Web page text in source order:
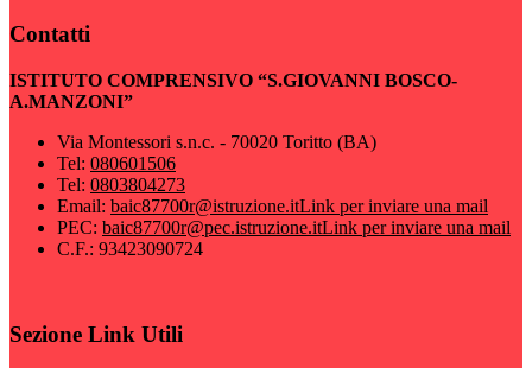
Contatti
ISTITUTO COMPRENSIVO “S.GIOVANNI BOSCO-
A.MANZONI”
Via Montessori s.n.c. - 70020 Toritto (BA)
Tel: 080601506
Tel: 0803804273
Email: baic87700r@istruzione.itLink per inviare una mail
PEC: baic87700r@pec.istruzione.itLink per inviare una mail
C.F.: 93423090724
Sezione Link Utili